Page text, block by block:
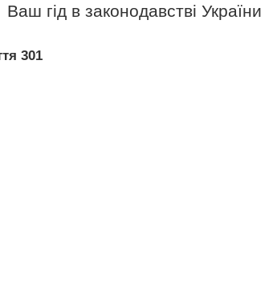
Ваш гід в законодавстві України
301